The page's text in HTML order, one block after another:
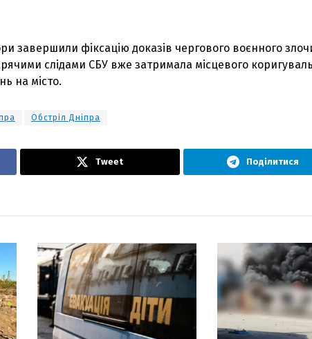
завершили фіксацію доказів чергового воєнного
слідами СБУ вже затримала місцевого
на місто.
Обстріл Дніпра
Tweet Поділитися